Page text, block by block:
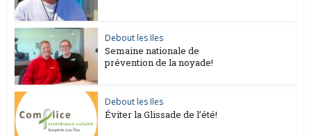
Debout les Iles
Semaine nationale de
prévention de la noyade!
Debout les Iles
Éviter la Glissade de l’été!